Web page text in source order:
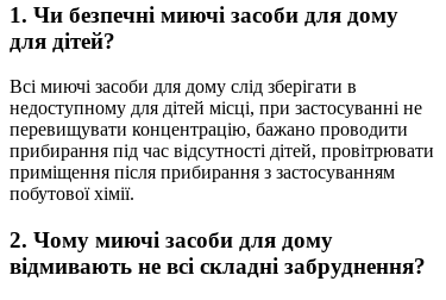
1. Чи безпечні миючі засоби для дому
для дітей?
Всі миючі засоби для дому слід зберігати в
недоступному для дітей місці, при застосуванні не
перевищувати концентрацію, бажано проводити
прибирання під час відсутності дітей, провітрювати
приміщення після прибирання з застосуванням
побутової хімії.
2. Чому миючі засоби для дому
відмивають не всі складні забруднення?